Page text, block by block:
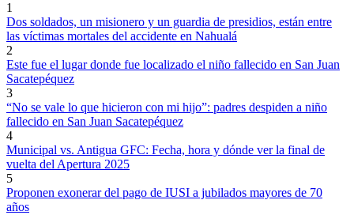
1
Dos soldados, un misionero y un guardia de presidios, están entre
las víctimas mortales del accidente en Nahualá
2
Este fue el lugar donde fue localizado el niño fallecido en San Juan
Sacatepéquez
3
“No se vale lo que hicieron con mi hijo”: padres despiden a niño
fallecido en San Juan Sacatepéquez
4
Municipal vs. Antigua GFC: Fecha, hora y dónde ver la final de
vuelta del Apertura 2025
5
Proponen exonerar del pago de IUSI a jubilados mayores de 70
años